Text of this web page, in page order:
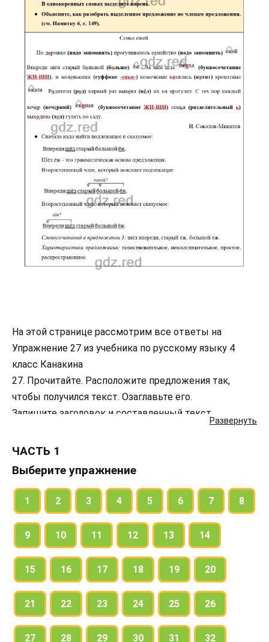
Развернуть
На этой странице рассмотрим все ответы на
Упражнение 27 из учебника по русскому языку 4
класс Канакина
27. Прочитайте. Расположите предложения так,
чтобы получился текст. Озаглавьте его.
Запишите заголовок и составленный текст,
словах выделите корень.
по членам предложения. (см. Памятку 6, с. 149).
ЧАСТЬ 1
Выберите упражнение
1 2 3 4 5 6 7 8
9 10 11 12 13 14
15 16 17 18 19 20
21 22 23 24 25 26
27 28 29 30 31 32